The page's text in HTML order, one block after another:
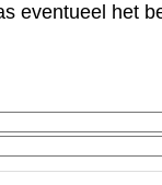
eventueel het